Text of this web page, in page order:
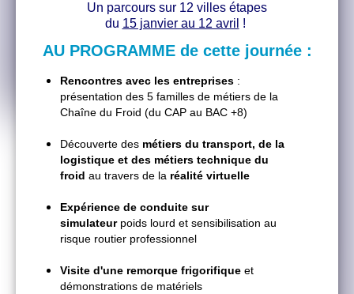
Un parcours sur 12 villes étapes
du 15 janvier au 12 avril !
AU PROGRAMME de cette journée :
Rencontres avec les entreprises :
présentation des 5 familles de métiers de la
Chaîne du Froid (du CAP au BAC +8)
Découverte des métiers du transport, de la
logistique et des métiers technique du
froid au travers de la réalité virtuelle
Expérience de conduite sur
simulateurpoids lourd et sensibilisation au
risque routier professionnel
Visite d'une remorque frigorifique et
démonstrations de matériels